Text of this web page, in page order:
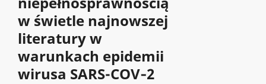
w świetle najnowszej
literatury w
warunkach epidemii
wirusa SARS-COV‐2